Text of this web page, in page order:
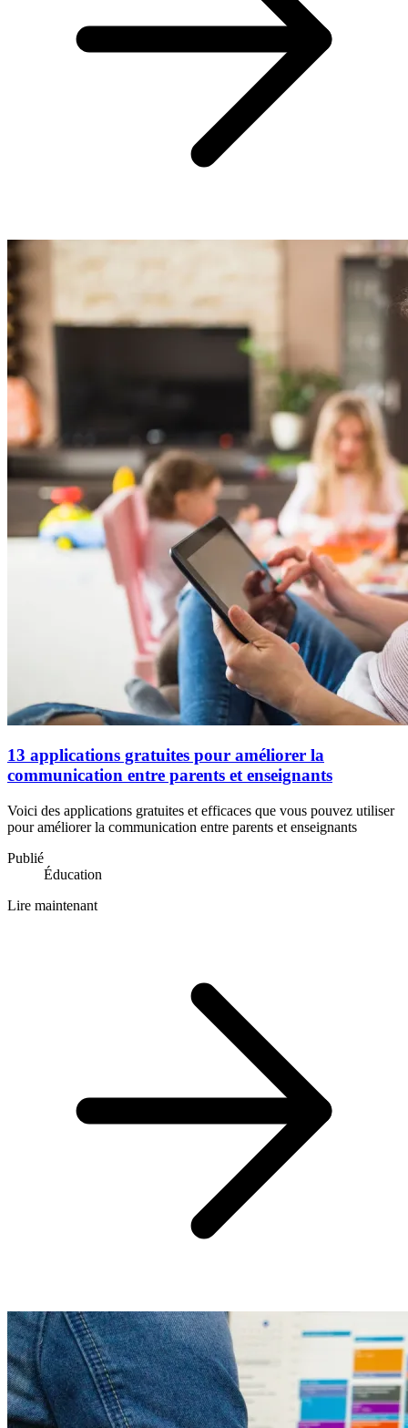
13 applications gratuites pour améliorer la
communication entre parents et enseignants
Voici des applications gratuites et efficaces que vous pouvez utiliser
pour améliorer la communication entre parents et enseignants
Publié
Éducation
Lire maintenant